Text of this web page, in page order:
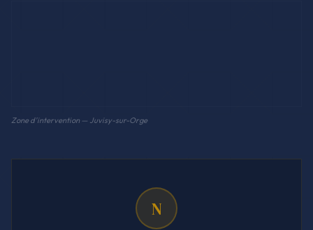
Zone d'intervention — Juvisy-sur-Orge
N